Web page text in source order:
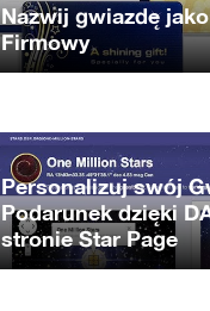
Nazwij gwiazdę
Firmowy
Personalizuj swój
Podarunek dzięki
stronie Star Page